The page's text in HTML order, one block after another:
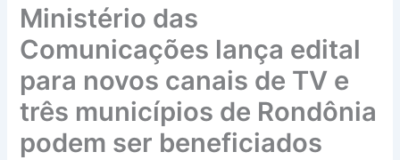
Ministério das
Comunicações lança edital
para novos canais de TV e
três municípios de Rondônia
podem ser beneficiados